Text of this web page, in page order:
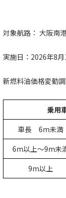
対象航路： 大阪南
実施日：2026年8
新燃料油価格変動
乗用
車長 6m未満
6m以上～9m未
9m以上